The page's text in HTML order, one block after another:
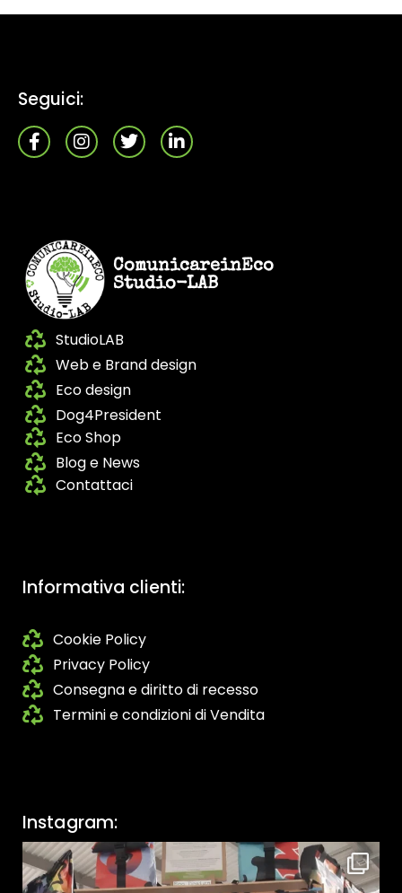
Seguici:
ComunicareinEco
Studio-LAB
StudioLAB
Web e Brand design
Eco design
Dog4President
Eco Shop
Blog e News
Contattaci
Informativa clienti:
Cookie Policy
Privacy Policy
Consegna e diritto di recesso
Termini e condizioni di Vendita
Instagram: